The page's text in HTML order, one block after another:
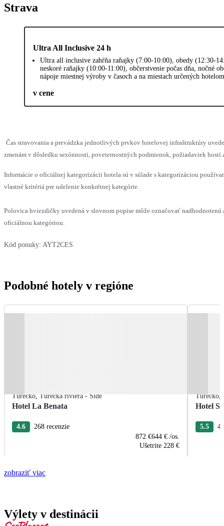
Strava
Ultra All Inclusive 24 h
Ultra all inclusive zahŕňa raňajky (7:00-10:00), obedy (12:30-
neskoré raňajky (10:00-11:00), občerstvenie počas dňa, nočné
nápoje miestnej výroby v časoch a na miestach určených
v cene
Čas stravovania a prevádzka jednotlivých prvkov hotelovej infraštruktúry
zmenám v dôsledku sezónnosti, poveternostných podmienok, požiadaviek
Informácie o oficiálnej kategorizácii hotela sú v súlade s kategorizáciou
vlastné kritériá pre udelenie konkrétnej kategórie.
Polovica hviezdičky uvedená v slovnom popise môže označovať
oficiálnou kategóriou.
Kód ponuky: AYT2CES
Podobné hotely v regióne
Turecko, Turecká riviéra - Side
Hotel La Benata
4.6
268 recenzie
872 €644 € /os.
Ušetrite 228 €
Turecko,
Hotel
5.5
zobraziť viac
Výlety v destinácii